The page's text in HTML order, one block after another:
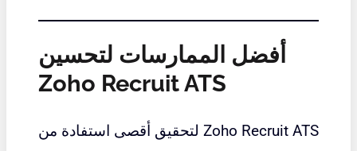
أفضل الممارسات لتحسين
Zoho Recruit ATS
لتحقيق أقصى استفادة من Zoho Recruit ATS